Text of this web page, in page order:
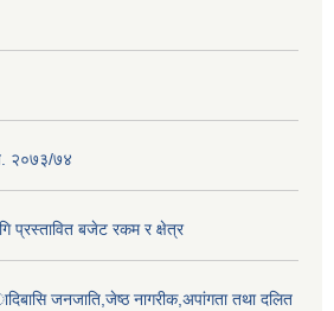
२०७३/७४
बजेट रकम र क्षेत्र
जनजाति,जेष्ठ नागरीक,अपांगता तथा दलित